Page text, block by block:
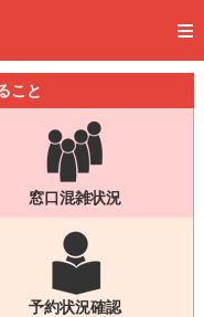
こと
窓口混雑状況
予約状況確認